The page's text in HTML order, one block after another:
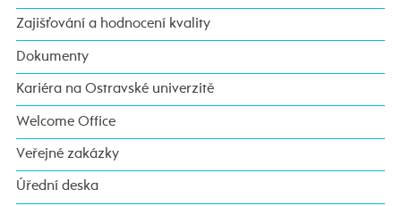
Zajišťování a hodnocení kvality
Dokumenty
Kariéra na Ostravské univerzitě
Welcome Office
Veřejné zakázky
Úřední deska